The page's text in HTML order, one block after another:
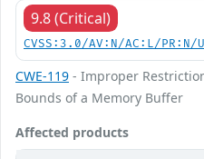
9.8 (Critical)
CVSS:3.0/AV:N/AC:L/
CWE-119 - Improper
Bounds of a Memory Buffer
Affected products